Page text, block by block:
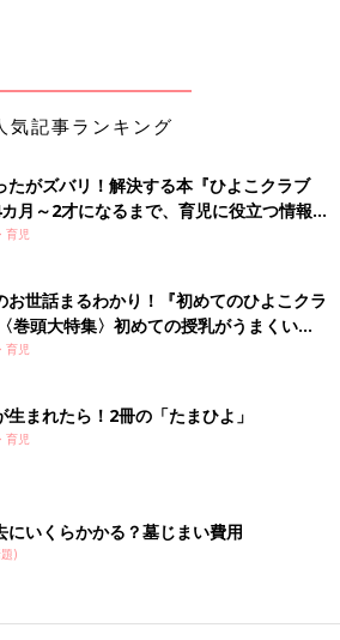
気記事ランキング
たがズバリ！解決する本『ひよこクラブ
月～2才になるまで、育児に役立つ情報が
育児
お世話まるわかり！『初めてのひよこクラ
巻頭大特集〉初めての授乳がうまくい
い・ミルクの基本と夏のトラブル 解決テ
育児
生まれたら！2冊の「たまひよ」
育児
にいくらかかる？墓じまい費用
)